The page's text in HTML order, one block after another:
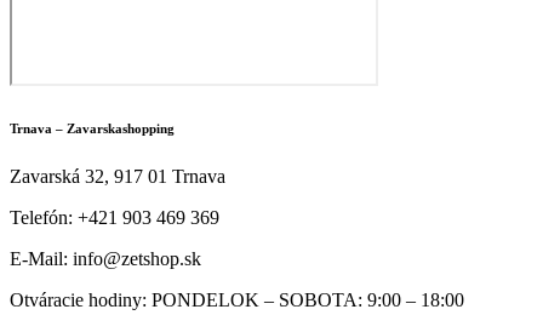
Trnava – Zavarskashopping
Zavarská 32, 917 01 Trnava
Telefón: +421 903 469 369
E-Mail: info@zetshop.sk
Otváracie hodiny: PONDELOK – SOBOTA: 9:00 – 18:00